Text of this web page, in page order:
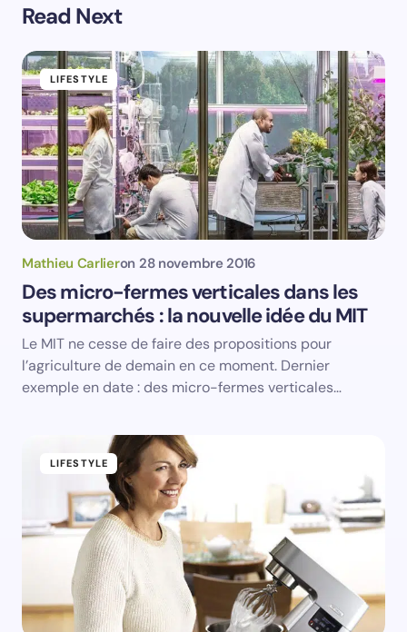
Votre adresse e-mail ne sera pas publiée. Les
champs obligatoires sont indiqués avec*
Your Comment *
Name *
Email *
Save my name and email in this browser for the
next time I comment.
e-mail.
Prévenez-moi de tous les nouveaux articles par e-
mail.
Submit Comment
Read Next
LIFESTYLE
Mathieu Carlieron 28 novembre 2016
Des micro-fermes verticales dans les
supermarchés : la nouvelle idée du MIT
Le MIT ne cesse de faire des propositions pour
l’agriculture de demain en ce moment. Dernier
exemple en date : des micro-fermes verticales…
LIFESTYLE